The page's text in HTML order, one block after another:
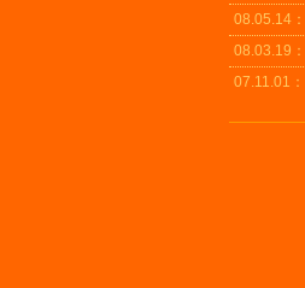
08.05.14：
08.03.19：
07.11.01：